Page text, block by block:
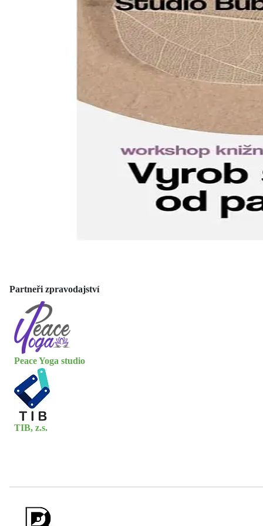
Partneři zpravodajství
Peace Yoga studio
TIB, z.s.